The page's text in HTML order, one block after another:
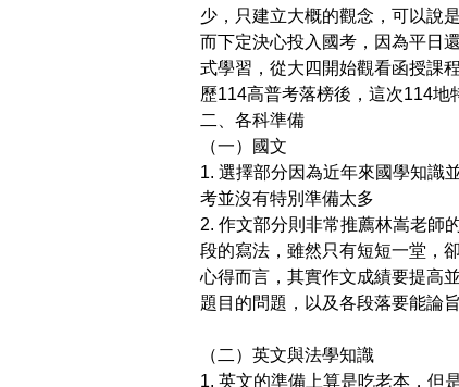
少，只建立大概的觀念，可以說
而下定決心投入國考，因為平日
式學習，從大四開始觀看函授課
歷114高普考落榜後，這次114地
二、各科準備
（一）國文
1. 選擇部分因為近年來國學知識
考並沒有特別準備太多
2. 作文部分則非常推薦林嵩老師
段的寫法，雖然只有短短一堂，
心得而言，其實作文成績要提高
題目的問題，以及各段落要能論
（二）英文與法學知識
1. 英文的準備上算是吃老本，但